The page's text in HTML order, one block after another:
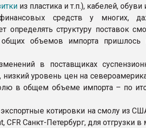
из пластика и т.п.), кабелей, обуви
финансовых средств у многих,
определять структуру поставок
объемов импорта пришлось
в поставщиках
уровень цен на
в общем объеме импорта – по
котировки на смолу из
Санкт-Петербург, для отгрузки в